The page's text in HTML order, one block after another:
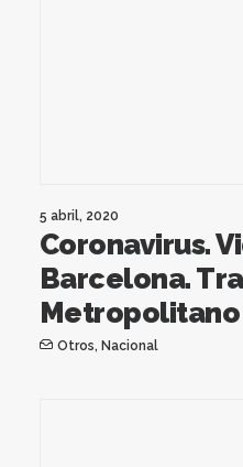
5 abril, 2020
Coronavirus.
Barcelona.
Metropolitano
Otros, Nacional